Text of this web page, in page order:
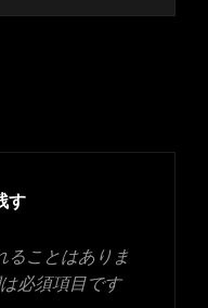
す
ることはありま
必須項目です